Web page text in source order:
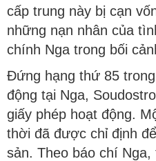
cấp trung này bị cạn
những nạn nhân của
chính Nga trong bối
Đứng hạng thứ 85
động tại Nga,
giấy phép hoạt động.
thời đã được chỉ định
sản. Theo báo chí